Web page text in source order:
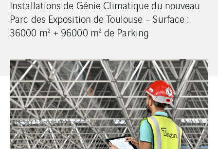
Installations de Génie Climatique du nouveau
Parc des Exposition de Toulouse – Surface :
36000 m² + 96000 m² de Parking